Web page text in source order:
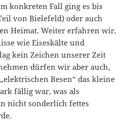
konkreten Fall ging es bis
von Bielefeld) oder auch
Heimat. Weiter erfahren wir,
wie Eiseskälte und
kein Zeichen unserer Zeit
dürfen wir aber auch,
Besen“ das kleine
fällig war, was als
nicht sonderlich fettes